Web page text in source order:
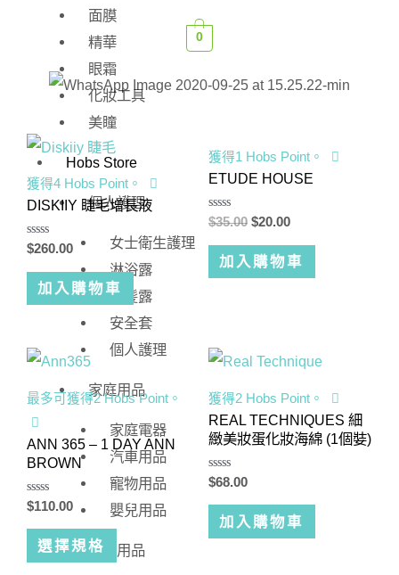
面膜
精華
眼霜
化妝工具
美瞳
Hobs Store
個人護理
女士衛生護理
淋浴露
洗髪露
安全套
個人護理
家庭用品
家庭電器
汽車用品
寵物用品
嬰兒用品
防疫用品
0
獲得4 Hobs Point。
DISKIIY 睫毛增長液
評
分
0
滿
分
5
$260.00
加入購物車
獲得1 Hobs Point。
ETUDE HOUSE
評
0
滿
分
5
$35.00 $20.00
加入購物車
最多可獲得2 Hobs Point。
ANN 365 – 1 DAY ANN
BROWN
評
分
0
滿
分
5
$110.00
選擇規格
獲得2 Hobs Point。
REAL TECHNIQUES 細
緻美妝蛋化妝海綿 (1個娤)
評
分
0
滿
分
5
$68.00
加入購物車